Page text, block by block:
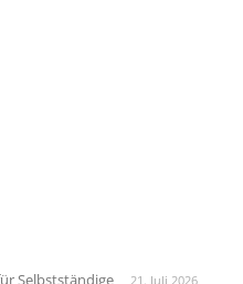
Selbstständige 21. Juli 2026